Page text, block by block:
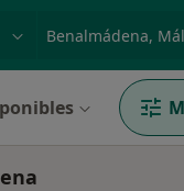
o nombre
p. ej. Madrid